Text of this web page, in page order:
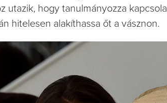
utazik, hogy tanulmányozza
hitelesen alakíthassa őt a vásznon.